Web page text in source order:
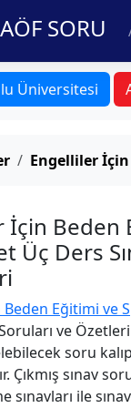
SORU
Üniversitesi
Engelliler
İçin Beden
Üç Ders
Eğitimi ve
Soruları ve
soru
Çıkmış sınav
sınavları ile